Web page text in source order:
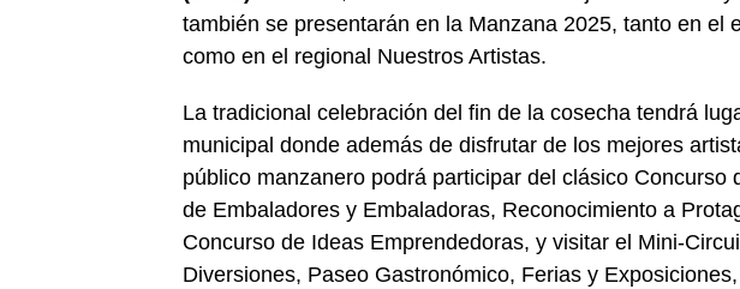
también se presentarán en la Manzana 2025, tanto en el
como en el regional Nuestros Artistas.
La tradicional celebración del fin de la cosecha tendrá
municipal donde además de disfrutar de los mejores
público manzanero podrá participar del clásico Concurso
de Embaladores y Embaladoras, Reconocimiento a
Concurso de Ideas Emprendedoras, y visitar el Mini-
Diversiones, Paseo Gastronómico, Ferias y